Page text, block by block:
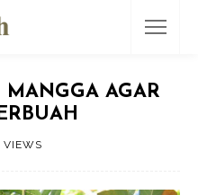
AGAR
VIEWS